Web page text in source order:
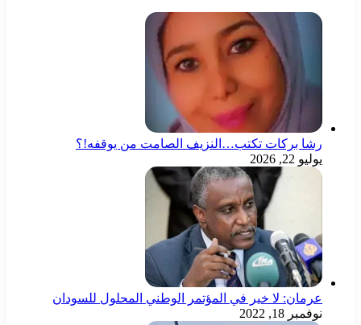
رشا بركات تكتب…النزيف الصامت من يوقفه!؟
يوليو 22, 2026
عرمان: لا خير في المؤتمر الوطني المحلول للسودان
نوفمبر 18, 2022